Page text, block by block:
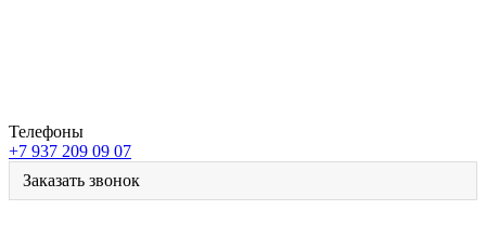
Телефоны
+7 937 209 09 07
Заказать звонок